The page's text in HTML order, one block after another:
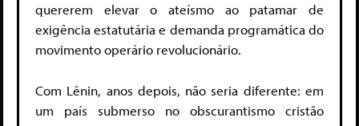
quererem elevar o ateísmo ao patamar de
exigência estatutária e demanda programática do
movimento operário revolucionário.
Com Lênin, anos depois, não seria diferente: em
um país submerso no obscurantismo cristão